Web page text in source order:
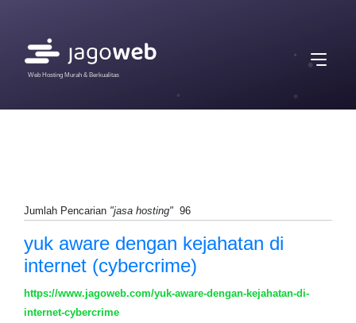
Web Hosting Murah & Berkualitas
Jumlah Pencarian "jasa hosting" 96
yuk aware dengan kejahatan di
internet (cybercrime)
https://www.jagoweb.com/yuk-aware-dengan-kejahatan-di-
internet-cybercrime